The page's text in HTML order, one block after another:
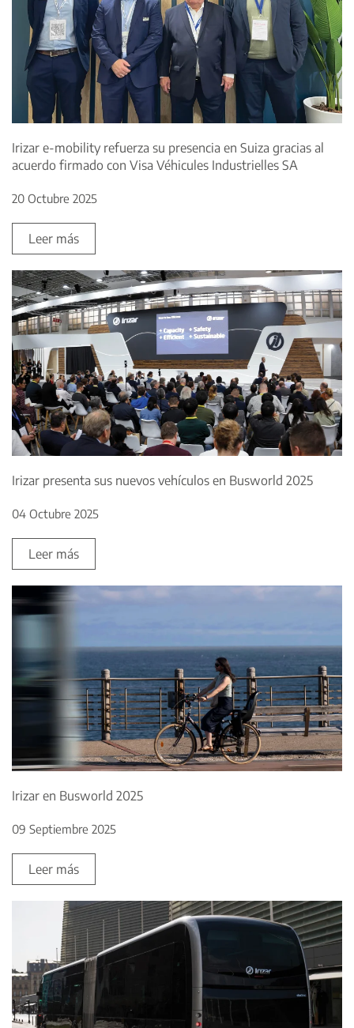
Irizar e-mobility refuerza su presencia en Suiza gracias al
acuerdo firmado con Visa Véhicules Industrielles SA
20 Octubre 2025
Leer más
Irizar presenta sus nuevos vehículos en Busworld 2025
04 Octubre 2025
Leer más
Irizar en Busworld 2025
09 Septiembre 2025
Leer más